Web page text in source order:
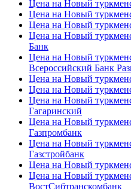
Цена на Новый
Цена на Новый
Цена на Новый
Цена на Новый
Банк
Цена на Новый
Всероссийский Банк
Цена на Новый
Цена на Новый
Цена на Новый
Гагаринский
Цена на Новый
Газпромбанк
Цена на Новый
Газстройбанк
Цена на Новый
Цена на Новый
ВостСибтранскомбанк